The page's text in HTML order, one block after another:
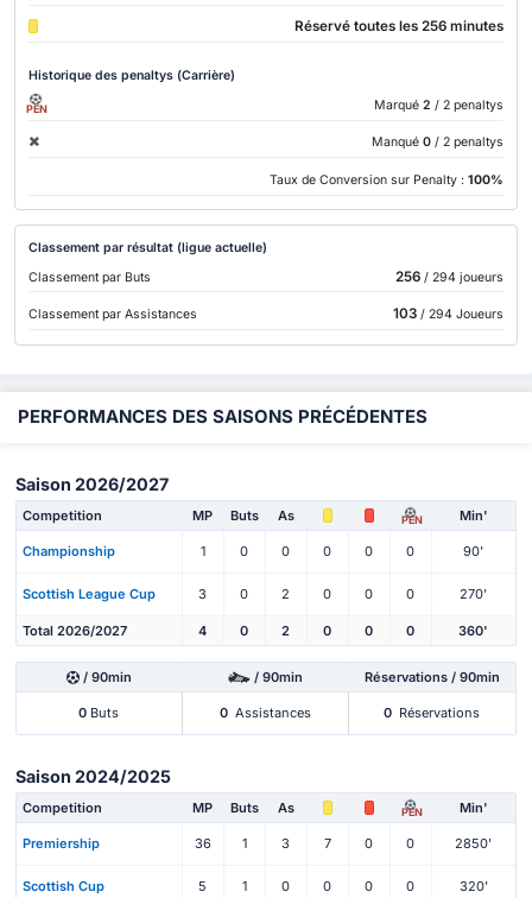
Réservé toutes les 256 minutes
Historique des penaltys (Carrière)
PEN Marqué 2 / 2 penaltys
Manqué 0 / 2 penaltys
Taux de Conversion sur Penalty : 100%
Classement par résultat (ligue actuelle)
Classement par Buts
256/ 294 joueurs
Classement par Assistances 103/ 294 Joueurs
PERFORMANCES DES SAISONS PRÉCÉDENTES
Saison 2026/2027
Competition MP Buts As PEN Min'
Championship 1 0 0 0 0 0 90'
Scottish League Cup 3 0 2 0 0 0 270'
Total 2026/2027 4 0 2 0 0 0 360'
/ 90min / 90min Réservations / 90min
0 Buts 0 Assistances 0 Réservations
Saison 2024/2025
Competition MP Buts As PEN Min'
Premiership 36 1 3 7 0 0 2850'
Scottish Cup 5 1 0 0 0 0 320'